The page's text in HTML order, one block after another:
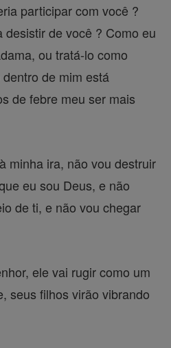
participar com você ?
desistir de você ? Como eu
ou tratá-lo como
de mim está
de febre meu ser mais
minha ira, não vou destruir
eu sou Deus, e não
de ti, e não vou chegar
ele vai rugir como um
seus filhos virão vibrando